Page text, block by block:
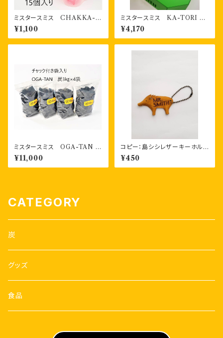
ミスタースミス CHAKKA-Z
AI 着火剤 パック燃料15個
チャック付き袋入り
¥1,100
ミスタースミス KA-TORI 2
香取線香ホルダー（３色）
¥4,170
ミスタースミス OGA-TAN
ファミリーサイズ（3kg×4袋入
り）段ボール箱入り
¥11,000
コピー：島シシレザーキーホルダ
ー 一枚もの
¥450
CATEGORY
炭
グッズ
食品